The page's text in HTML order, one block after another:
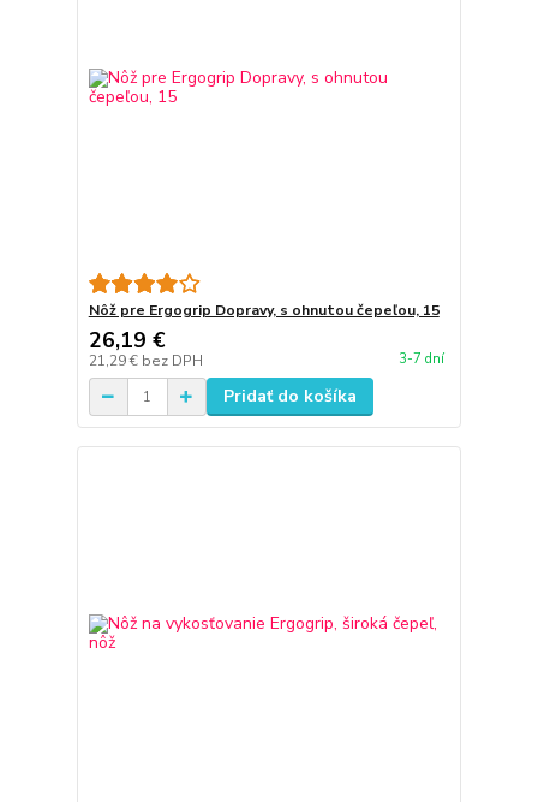
Nôž pre Ergogrip Dopravy, s ohnutou čepeľou, 15
26,19 €
21,29 € bez DPH 3-7 dní
Pridať do košíka